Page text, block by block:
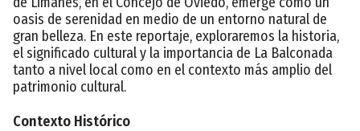
oasis de serenidad en medio de un entorno natural de
gran belleza. En este reportaje, exploraremos la historia,
el significado cultural y la importancia de La Balconada
tanto a nivel local como en el contexto más amplio del
patrimonio cultural.
Contexto Histórico